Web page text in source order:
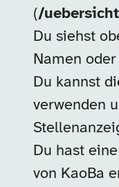
(/uebersicht
Du siehst
Namen
Du kannst
verwenden
Du hast
von KaoBa